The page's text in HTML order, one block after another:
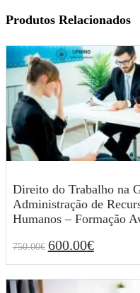
Produtos Relacionados
Direito do Trabalho na
Administração de
Humanos – Formação
750.00€ O
preço
original
era:
600.00€O
preço
atual
é:
750.00